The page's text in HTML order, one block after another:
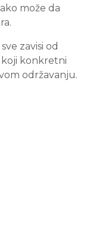
može da
zavisi od
konkretni
održavanju.